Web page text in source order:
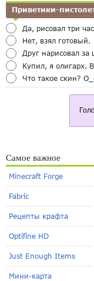
Приветики-
Да, рисовал три
Нет, взял
Друг нарисовал за
Купил, я олигарх.
Что такое скин?
Самое важное
Minecraft Forge
Fabric
Рецепты крафта
Optifine HD
Just Enough Items
Мини-карта